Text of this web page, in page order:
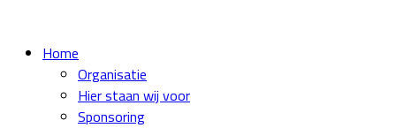
Home
Organisatie
Hier staan wij voor
Sponsoring